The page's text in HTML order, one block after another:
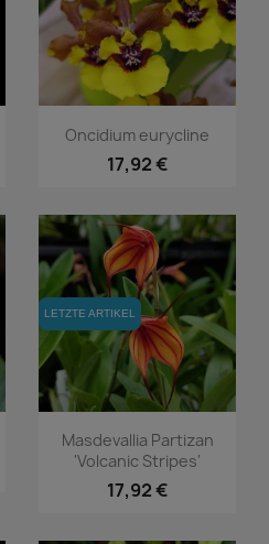
Vorschau
Oncidium eurycline
17,92 €
LETZTE ARTIKEL
LETZTE ARTIKEL
Vorschau
Masdevallia Partizan
'Volcanic Stripes'
17,92 €